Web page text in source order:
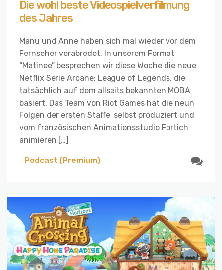
Die wohl beste Videospielverfilmung
des Jahres
Manu und Anne haben sich mal wieder vor dem
Fernseher verabredet. In unserem Format
“Matinee” besprechen wir diese Woche die neue
Netflix Serie Arcane: League of Legends, die
tatsächlich auf dem allseits bekannten MOBA
basiert. Das Team von Riot Games hat die neun
Folgen der ersten Staffel selbst produziert und
vom französischen Animationsstudio Fortich
animieren […]
Podcast (Premium)